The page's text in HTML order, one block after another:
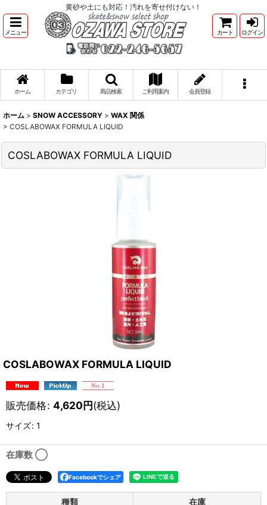
黄砂や土にも対応！汚れを寄せ付けない！
メニュー カート ログイン
ホーム カテゴリ 商品検索 ご利用案内 会員登録
ホーム > SNOW ACCESSORY > WAX 関係
> COSLABOWAX FORMULA LIQUID
COSLABOWAX FORMULA LIQUID
COSLABOWAX FORMULA LIQUID
販売価格: 4,620円(税込)
サイズ: 1
在庫数 ◯
Facebookでシェア
種類
在庫